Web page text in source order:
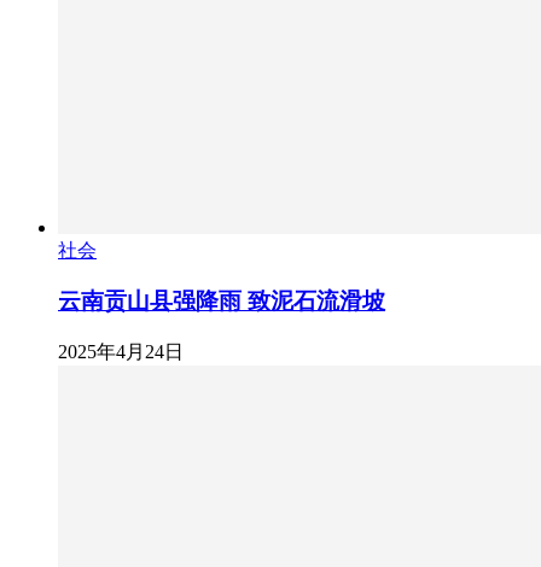
社会
云南贡山县强降雨 致泥石流滑坡
2025年4月24日